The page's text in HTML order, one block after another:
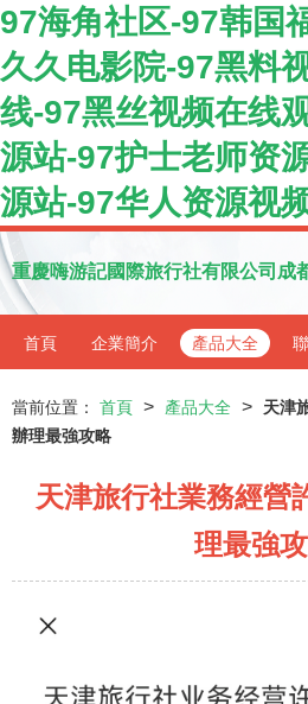
97海角社区-97韩国
久久电影院-97黑料
线-97黑丝视频在线
源站-97护士老师资
源站-97华人资源视
重慶嗨游記國際旅行社有限公司成
首頁 企業簡介 產品大全
當前位置： 首頁 > 產品大全 >
天津
辦理最強攻略
天津旅行社業務經營
理最強